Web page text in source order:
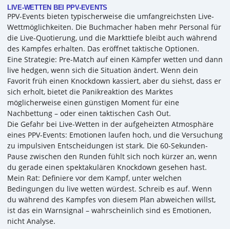
LIVE-WETTEN BEI PPV-EVENTS
PPV-Events bieten typischerweise die umfangreichsten Live-
Wettmöglichkeiten. Die Buchmacher haben mehr Personal für
die Live-Quotierung, und die Markttiefe bleibt auch während
des Kampfes erhalten. Das eröffnet taktische Optionen.
Eine Strategie: Pre-Match auf einen Kämpfer wetten und dann
live hedgen, wenn sich die Situation ändert. Wenn dein
Favorit früh einen Knockdown kassiert, aber du siehst, dass er
sich erholt, bietet die Panikreaktion des Marktes
möglicherweise einen günstigen Moment für eine
Nachbettung – oder einen taktischen Cash Out.
Die Gefahr bei Live-Wetten in der aufgeheizten Atmosphäre
eines PPV-Events: Emotionen laufen hoch, und die Versuchung
zu impulsiven Entscheidungen ist stark. Die 60-Sekunden-
Pause zwischen den Runden fühlt sich noch kürzer an, wenn
du gerade einen spektakulären Knockdown gesehen hast.
Mein Rat: Definiere vor dem Kampf, unter welchen
Bedingungen du live wetten würdest. Schreib es auf. Wenn
du während des Kampfes von diesem Plan abweichen willst,
ist das ein Warnsignal – wahrscheinlich sind es Emotionen,
nicht Analyse.